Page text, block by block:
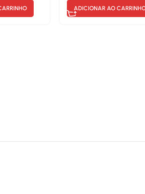
ADICIONAR AO